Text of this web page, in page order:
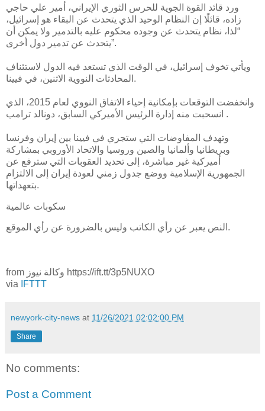
ورد قائد القوة الجوية للحرس الثوري الإيراني، أمير علي حاجي
زاده، قائلًا إن النظام الوحيد الذي يتحدث عن البقاء هو إسرائيل،
“لذا، نظام يتحدث عن وجوده محكوم عليه بالتدمير ولا يمكن أن
يتحدث عن تدمير دول أخرى”.
ويأتي تخوف إسرائيل، في الوقت الذي تستعد فيه الدول لاستئناف
المحادثات النووية الاثنين، في فيينا.
وانخفضت التوقعات بإمكانية إحياء الاتفاق النووي لعام 2015، الذي
انسحبت منه إدارة الرئيس الأميركي السابق، دونالد ترامب .
وتهدف المفاوضات التي ستجري في فيينا بين إيران وفرنسا
وبريطانيا وألمانيا والصين وروسيا والاتحاد الأوروبي بمشاركة
أميركية غير مباشرة، إلى تحديد العقوبات التي سترفع عن
الجمهورية الإسلامية ووضع جدول زمني لعودة إيران إلى الالتزام
بتعهداتها.
سكوبات عالمية
النص يعبر عن رأي الكاتب وليس بالضرورة عن رأي الموقع.
from وكالة نيوز https://ift.tt/3p5NUXO
via
IFTTT
newyork-city-news at 11/26/2021 02:02:00 PM
Share
No comments:
Post a Comment